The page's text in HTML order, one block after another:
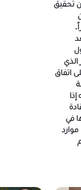
تحقيق
اتفاق
في